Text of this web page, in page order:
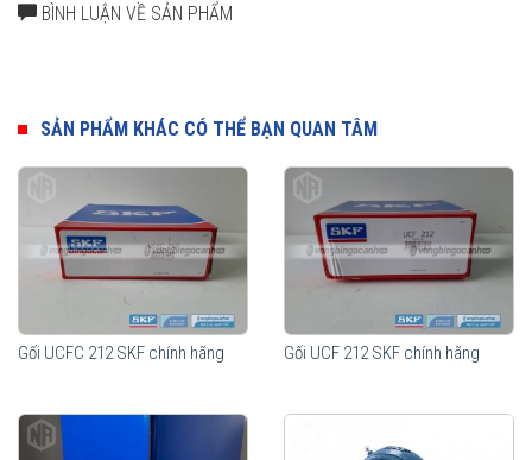
BÌNH LUẬN VỀ SẢN PHẨM
SẢN PHẨM KHÁC CÓ THỂ BẠN QUAN TÂM
Gối UCFC 212 SKF chính hãng Gối UCF 212 SKF chính hãng